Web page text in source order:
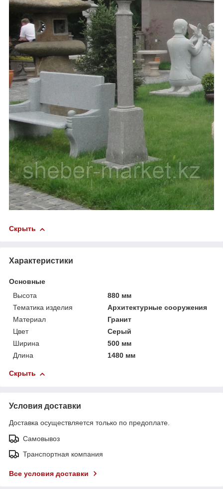
Скрыть
Характеристики
Основные
Высота
880 мм
Тематика изделия
Архитектурные сооружения
Материал
Гранит
Цвет
Серый
Ширина
500 мм
Длина
1480 мм
Скрыть
Условия доставки
Доставка осуществляется только по предоплате.
Самовывоз
Транспортная компания
Все условия доставки